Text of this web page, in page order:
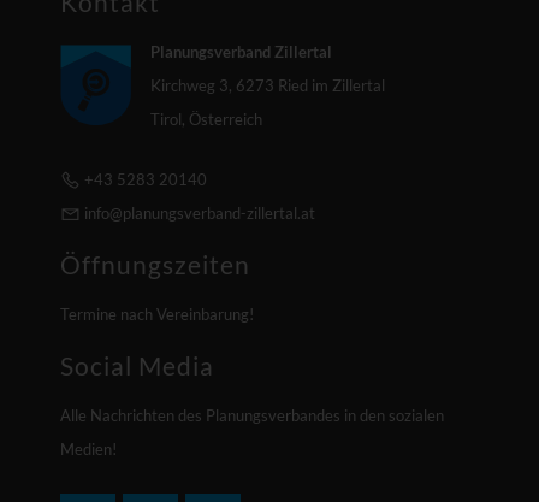
Planungsverband Zillertal
Kirchweg 3, 6273 Ried im Zillertal
Tirol, Österreich
+43 5283 20140
info@planungsverband-zillertal.at
Öffnungszeiten
Termine nach Vereinbarung!
Social Media
Alle Nachrichten des Planungsverbandes in den sozialen
Medien!